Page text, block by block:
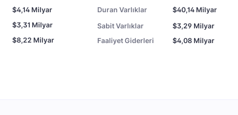
$4,14 Milyar
$3,31 Milyar
$8,22 Milyar
Duran Varlıklar
$40,14 Milyar
Sabit Varlıklar
$3,29 Milyar
Faaliyet Giderleri
$4,08 Milyar